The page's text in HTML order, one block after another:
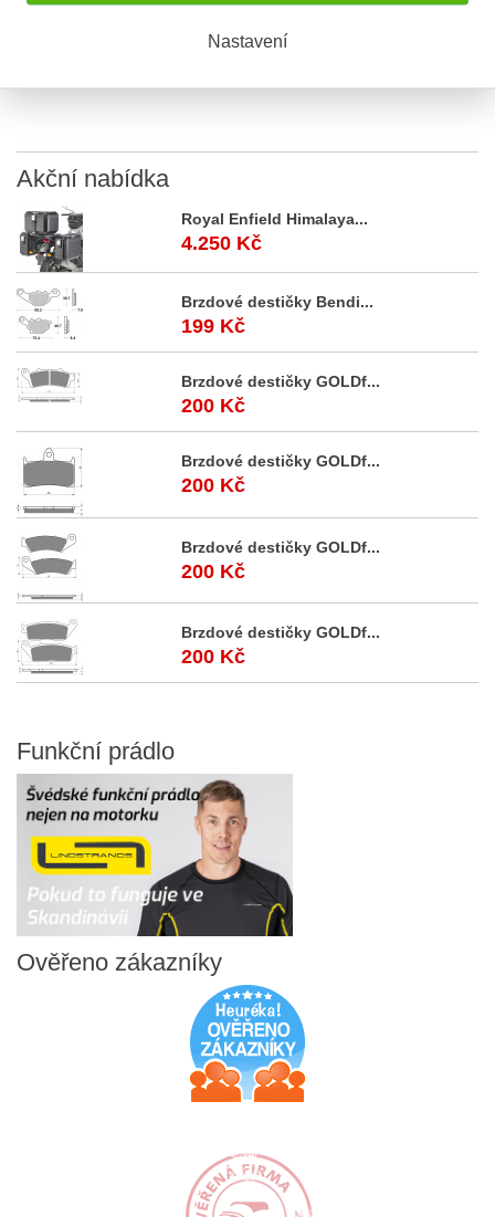
Nastavení
T440, T426, T432, T413, T436, T452, T456, T470SM, T475SM,
Akční nabídka
Royal Enfield Himalaya...
4.250 Kč
Brzdové destičky Bendi...
199 Kč
Brzdové destičky GOLDf...
200 Kč
Brzdové destičky GOLDf...
200 Kč
Brzdové destičky GOLDf...
200 Kč
Brzdové destičky GOLDf...
200 Kč
Funkční prádlo
Ověřeno zákazníky